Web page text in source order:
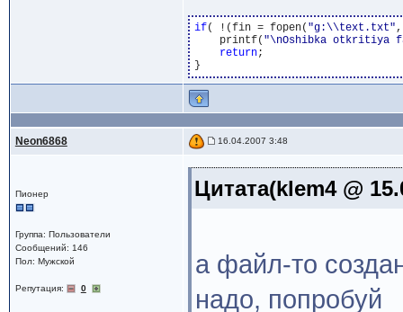
if( !(fin = fopen( "g:\\text.txt",
    printf(
"\nOshibka otkritiya
return;
Neon6868 16.04.2007 3:48
Пионер
Группа: Пользователи
Сообщений: 146
Пол: Мужской
Репутация: 0
Цитата(klem4 @
а файл-то
надо, попробуй